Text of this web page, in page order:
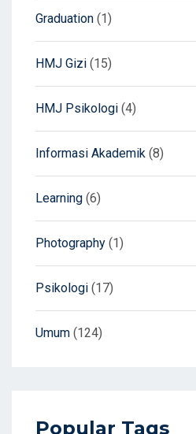
Graduation (1)
HMJ Gizi (15)
HMJ Psikologi (4)
Informasi Akademik (8)
Learning (6)
Photography (1)
Psikologi (17)
Umum (124)
Popular Tags